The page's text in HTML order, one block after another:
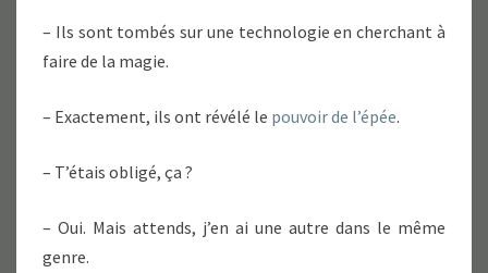
– Ils sont tombés sur une technologie en cherchant à
faire de la magie.
– Exactement, ils ont révélé le pouvoir de l’épée.
– T’étais obligé, ça ?
– Oui. Mais attends, j’en ai une autre dans le même
genre.